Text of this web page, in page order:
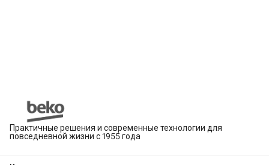
Практичные решения и современные технологии для
повседневной жизни с 1955 года